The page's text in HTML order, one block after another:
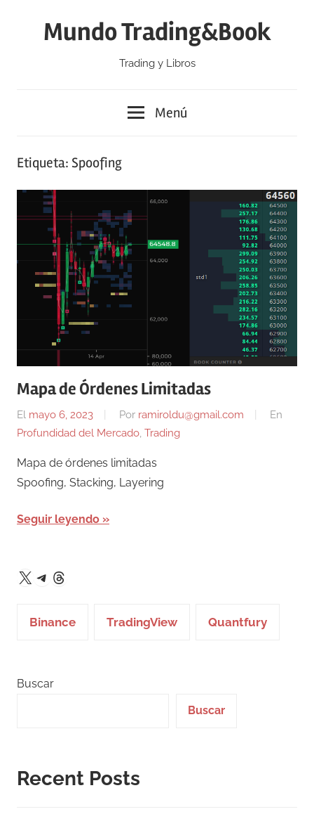
Mundo Trading&Book
Trading y Libros
Menú
Etiqueta: Spoofing
Mapa de Órdenes Limitadas
El mayo 6, 2023 Por ramiroldu@gmail.com
En
Profundidad del Mercado, Trading
Mapa de órdenes limitadas
Spoofing, Stacking, Layering
Seguir leyendo
X Telegram
Threads
Binance TradingView Quantfury
Buscar
Buscar
Recent Posts